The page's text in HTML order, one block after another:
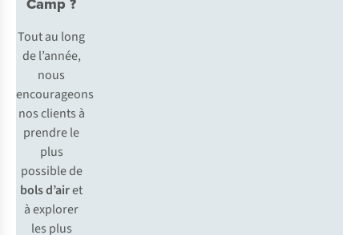
Tout au long
de l’année,
nous
encourageons
nos clients à
prendre le
plus
possible de
bols d’airet
à explorer
les plus